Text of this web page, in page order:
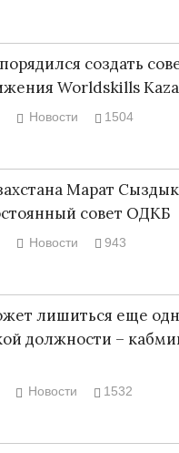
создать
Worldskills
Новости 1504
Марат
совет ОДКБ
Новости 943
лишиться еще
должности –
Новости 1532